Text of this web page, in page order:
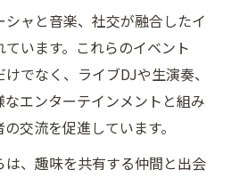
ャと音楽、社交が融合したイ
います。これらのイベント
でなく、ライブDJや生演奏、
エンターテインメントと組み
交流を促進しています。
、趣味を共有する仲間と出会